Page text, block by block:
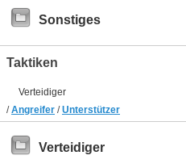
Sonstiges
Taktiken
Verteidiger
/Angreifer /Unterstützer
Verteidiger